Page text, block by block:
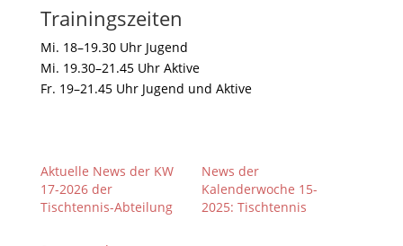
Trainingszeiten
Mi. 18–19.30 Uhr Jugend
Mi. 19.30–21.45 Uhr Aktive
Fr. 19–21.45 Uhr Jugend und Aktive
Aktuelle News der KW
17-2026 der
Tischtennis-Abteilung
News der
Kalenderwoche 15-
2025: Tischtennis